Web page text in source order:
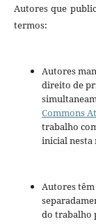
Autores que
termos:
Autores
direito de
Commons
trabalho
inicial nesta
Autores
do trabalho